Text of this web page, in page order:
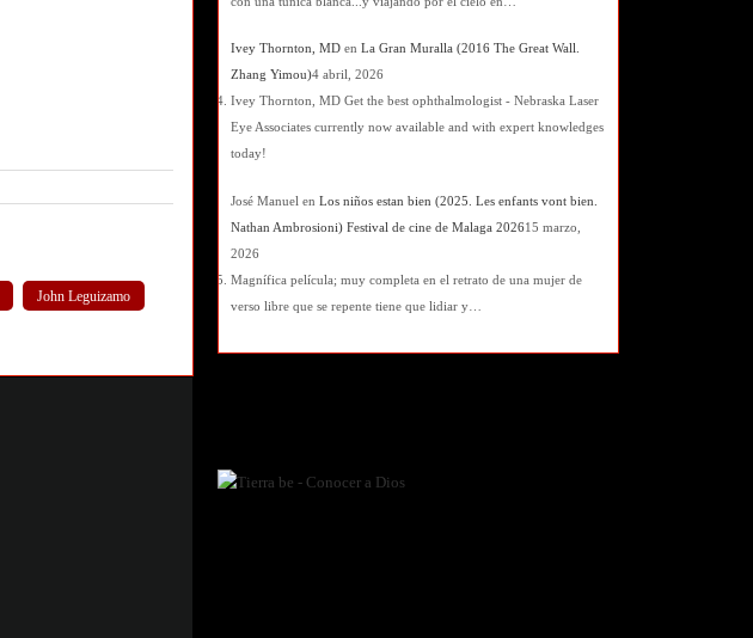
John Leguizamo
Ivey Thornton, MD en La Gran Muralla (2016 The Great Wall.
Zhang Yimou)4 abril, 2026
Ivey Thornton, MD Get the best ophthalmologist - Nebraska Laser
Eye Associates currently now available and with expert knowledges
today!
José Manuel en Los niños estan bien (2025. Les enfants vont bien.
Nathan Ambrosioni) Festival de cine de Malaga 202615 marzo,
2026
Magnífica película; muy completa en el retrato de una mujer de
verso libre que se repente tiene que lidiar y…